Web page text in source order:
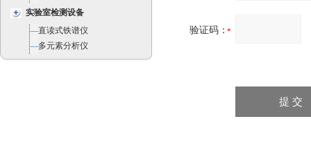
实验室检测设备
直读式铁谱仪
多元素分析仪
验证码：